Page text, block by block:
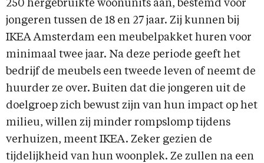
250 hergebruikte woonunits aan, bestemd voor
jongeren tussen de 18 en 27 jaar. Zij kunnen bij
IKEA Amsterdam een meubelpakket huren voor
minimaal twee jaar. Na deze periode geeft het
bedrijf de meubels een tweede leven of neemt de
huurder ze over. Buiten dat die jongeren uit de
doelgroep zich bewust zijn van hun impact op het
milieu, willen zij minder rompslomp tijdens
verhuizen, meent IKEA. Zeker gezien de
tijdelijkheid van hun woonplek. Ze zullen na een